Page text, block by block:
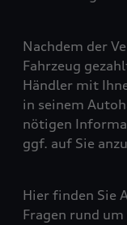
Nachdem der
Fahrzeug
Händler mit
in seinem
nötigen
ggf. auf Sie
Hier finden Sie
Fragen rund